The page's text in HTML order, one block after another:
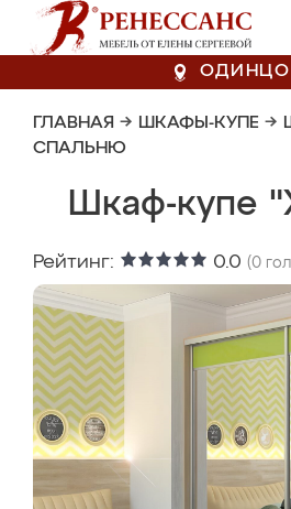
ГЛАВНАЯ → ШКАФЫ-КУПЕ →
СПАЛЬНЮ
Шкаф-купе
Рейтинг: 0.0 (0